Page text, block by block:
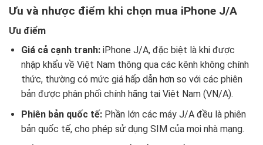
Ưu và nhược điểm khi chọn mua iPhone J/A
Ưu điểm
Giá cả cạnh tranh:iPhone J/A, đặc biệt là khi được
nhập khẩu về Việt Nam thông qua các kênh không chính
thức, thường có mức giá hấp dẫn hơn so với các phiên
bản được phân phối chính hãng tại Việt Nam (VN/A).
Phiên bản quốc tế:Phần lớn các máy J/A đều là phiên
bản quốc tế, cho phép sử dụng SIM của mọi nhà mạng.